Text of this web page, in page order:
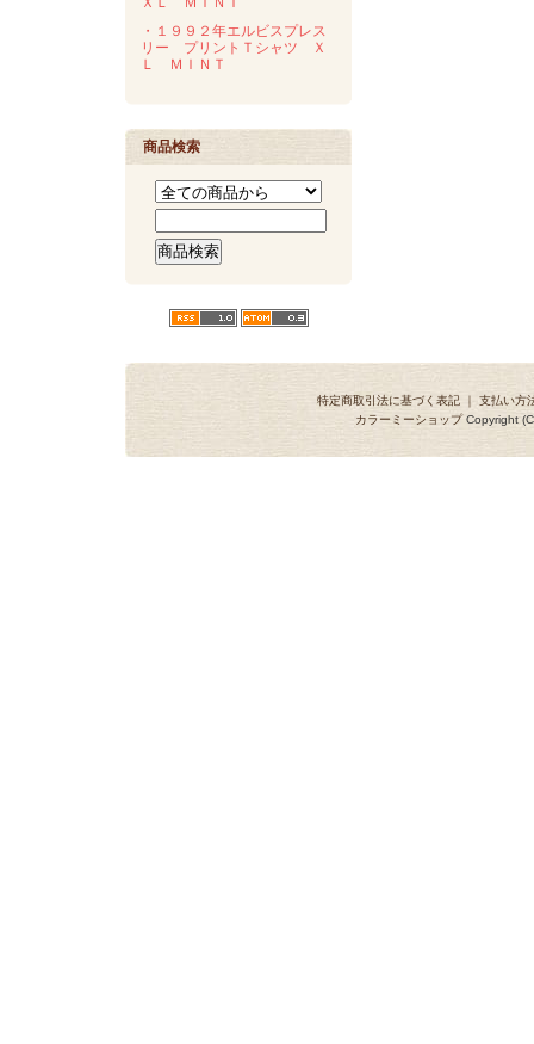
・１９９２年エルビスプレス
リー プリントＴシャツ Ｘ
Ｌ ＭＩＮＴ
商品検索
特定商取引法に基づく表記 ｜ 支払い方
カラーミーショップCopyright